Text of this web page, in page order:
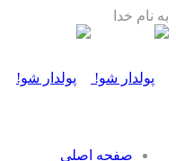
به نام خدا
صفحه اصلی